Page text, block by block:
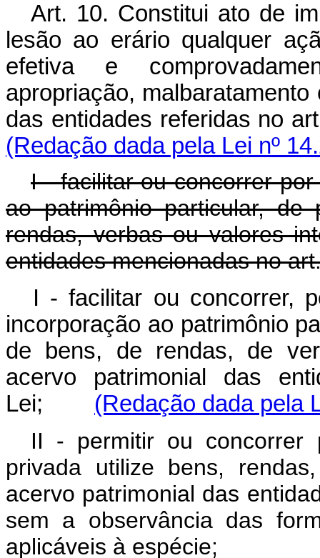
Art. 10. Constitui ato de
lesão ao erário qualquer
efetiva e
apropriação,
das entidades referidas
(Redação dada pela Lei nº
I - facilitar ou concorrer
ao patrimônio particular,
rendas, verbas ou valores
entidades mencionadas no
I - facilitar ou concorrer,
incorporação ao patrimônio
de bens, de rendas, de
acervo patrimonial das
Lei; (Redação dada pela
II - permitir ou concorrer
privada utilize bens,
acervo patrimonial das
sem a observância das
aplicáveis à espécie;